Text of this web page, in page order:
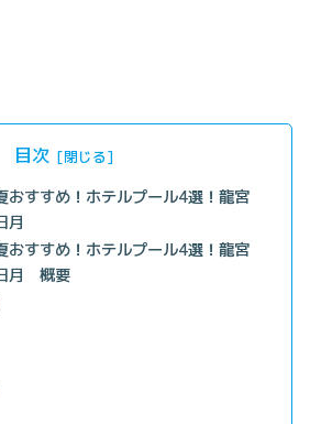
目次
おすすめ！ホテルプール4選！龍宮
月
おすすめ！ホテルプール4選！龍宮
月 概要